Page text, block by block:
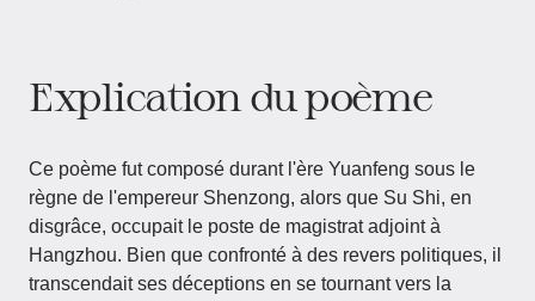
Explication du poème
Ce poème fut composé durant l'ère Yuanfeng sous le
règne de l'empereur Shenzong, alors que Su Shi, en
disgrâce, occupait le poste de magistrat adjoint à
Hangzhou. Bien que confronté à des revers politiques, il
transcendait ses déceptions en se tournant vers la